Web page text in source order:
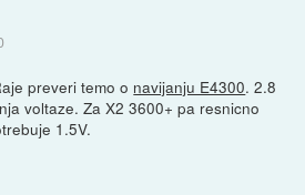
preveri temo o navijanju E4300. 2.8
voltaze. Za X2 3600+ pa resnicno
1.5V.